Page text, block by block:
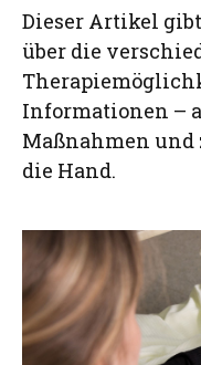
Dieser Artikel
über die
Informationen –
Maßnahmen und
die Hand.